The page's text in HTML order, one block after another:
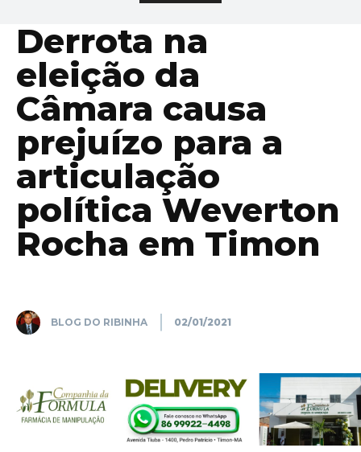
Derrota na
eleição da
Câmara causa
prejuízo para a
articulação
política Weverton
Rocha em Timon
BLOG DO RIBINHA 02/01/2021